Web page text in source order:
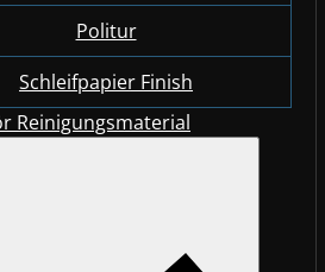
Politur
Schleifpapier Finish
Reinigungsmaterial